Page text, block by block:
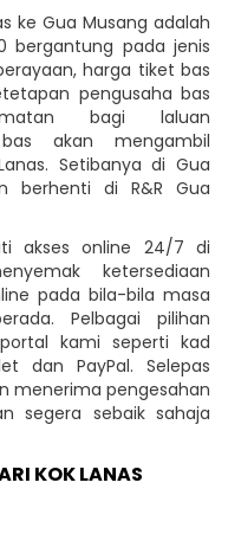
ke Gua Musang adalah
bergantung pada jenis
harga tiket bas
pengusaha bas
bagi laluan
akan mengambil
Setibanya di Gua
berhenti di R&R Gua
akses online 24/7 di
ketersediaan
pada bila-bila masa
Pelbagai pilihan
kami seperti kad
dan PayPal. Selepas
menerima pengesahan
segera sebaik sahaja
KOK LANAS